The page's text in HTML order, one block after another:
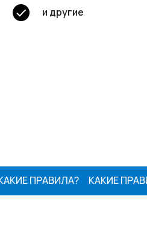
и другие
ПРАВИЛА? КАКИЕ